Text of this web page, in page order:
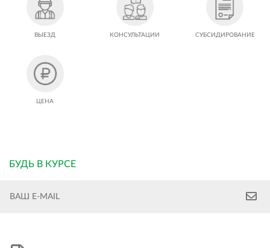
ВЫЕЗД КОНСУЛЬТАЦИИ СУБСИДИРОВАНИЕ
ЦЕНА
БУДЬ В КУРСЕ